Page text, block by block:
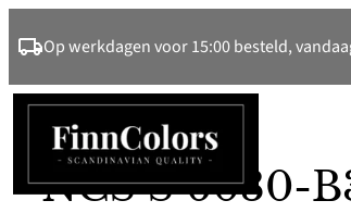
naar
de
inhoud
Op werkdagen voor 15:00 besteld,
NCS S 6030-